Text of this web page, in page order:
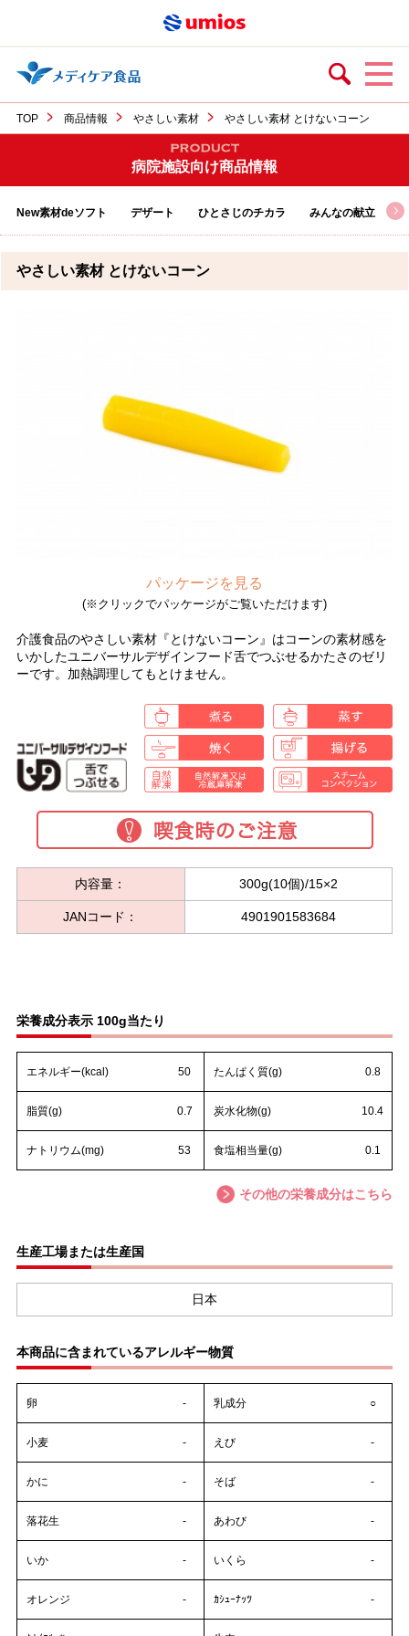
TOP 商品情報 やさしい素材 やさしい素材 とけないコーン
病院施設向け商品情報
New素材deソフト デザート ひとさじのチカラ みんなの献立
やさしい素材 とけないコーン
パッケージを見る
(※クリックでパッケージがご覧いただけます)
介護食品のやさしい素材『とけないコーン』はコーンの素材感を
いかしたユニバーサルデザインフード舌でつぶせるかたさのゼリ
ーです。加熱調理してもとけません。
内容量： 300g(10個)/15×2
JANコード： 4901901583684
栄養成分表示 100g当たり
その他の栄養成分はこちら
エネルギー(kcal) 50 たんぱく質(g) 0.8
脂質(g) 0.7 炭水化物(g) 10.4
ナトリウム(mg) 53 食塩相当量(g) 0.1
生産工場または生産国
日本
本商品に含まれているアレルギー物質
卵 - 乳成分 ○
小麦 - えび -
かに - そば -
落花生 - あわび -
いか - いくら -
オレンジ - ｶｼｭｰﾅｯﾂ -